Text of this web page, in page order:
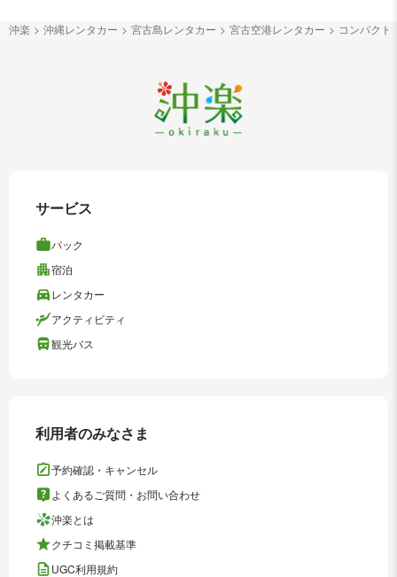
沖楽 沖縄レンタカー 宮古島レンタカー 宮古空港レンタカー コンパクト
サービス
パック
宿泊
レンタカー
アクティビティ
観光バス
利用者のみなさま
予約確認・キャンセル
よくあるご質問・お問い合わせ
沖楽とは
クチコミ掲載基準
UGC利用規約